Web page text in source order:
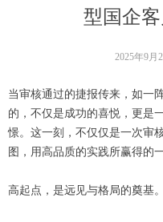
型国企
当审核通过的捷报传来，如一
的，不仅是成功的喜悦，更是
憬。这一刻，不仅仅是一次审
图，用高品质的实践所赢得的
高起点，是远见与格局的奠基。
2025年9月